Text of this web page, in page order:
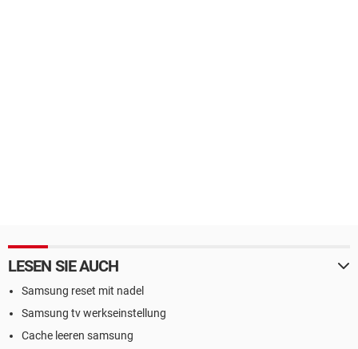
LESEN SIE AUCH
Samsung reset mit nadel
Samsung tv werkseinstellung
Cache leeren samsung